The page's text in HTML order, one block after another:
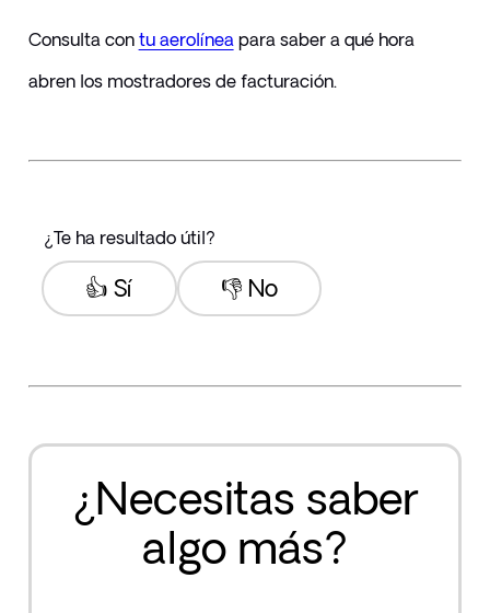
Consulta con tu aerolínea para saber a qué hora
abren los mostradores de facturación.
¿Te ha resultado útil?
👎 No
👍 Sí
¿Necesitas saber
algo más?